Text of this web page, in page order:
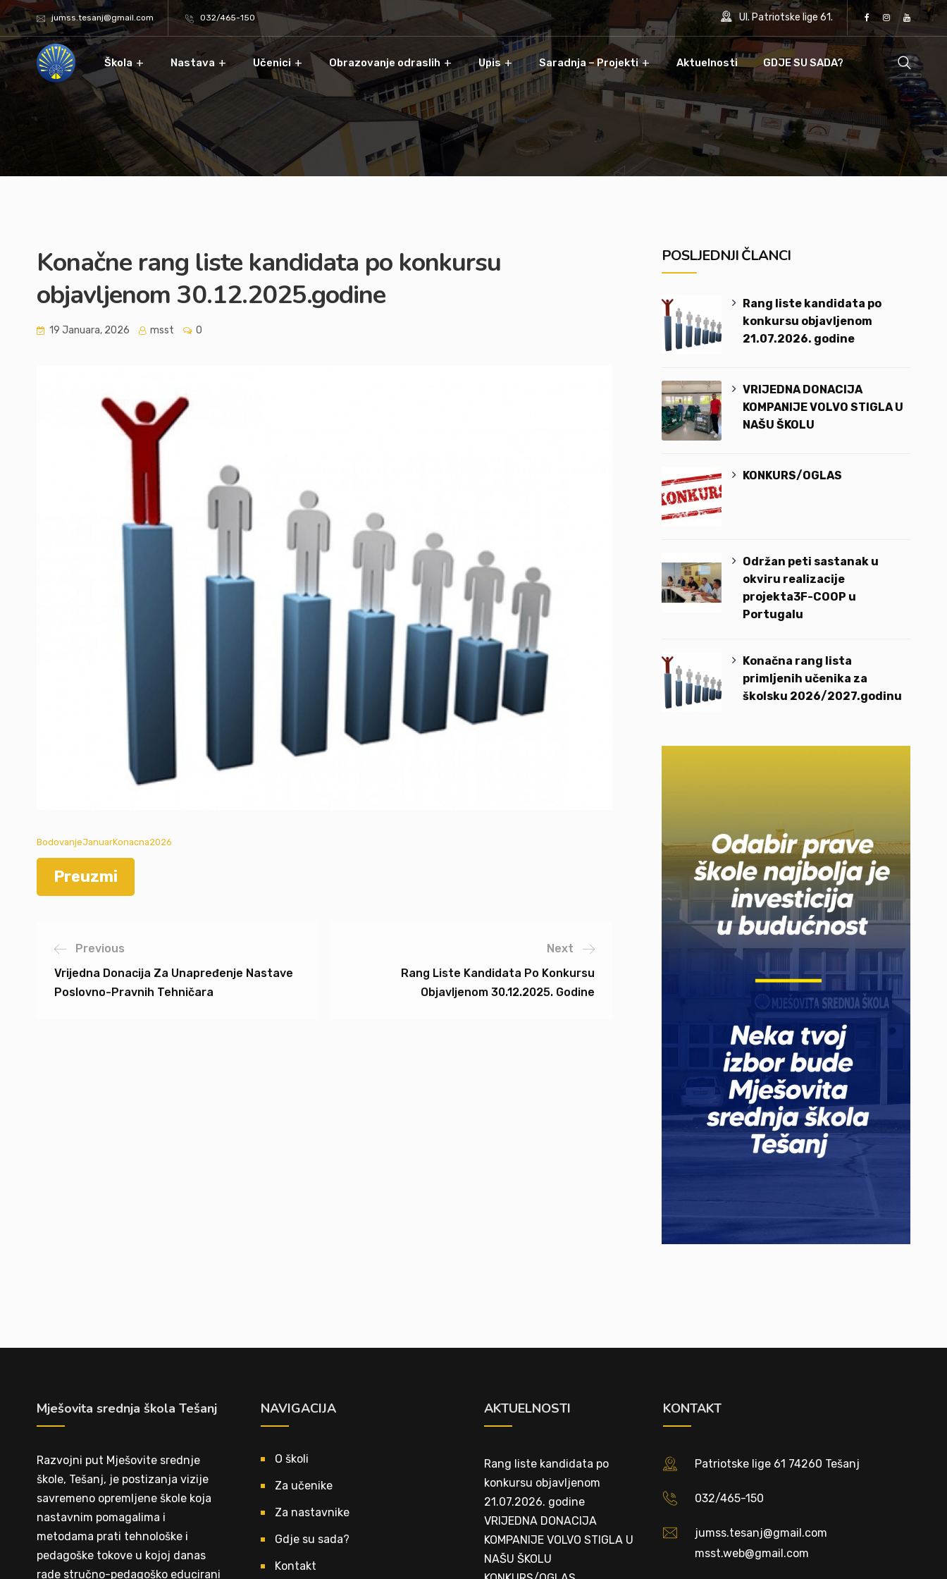
jumss.tesanj@gmail.com 032/465-150 Ul. Patriotske lige 61.
Škola Nastava Učenici Obrazovanje odraslih Upis Saradnja – Projekti Aktuelnosti GDJE SU SADA?
Konačne rang liste kandidata po konkursu
objavljenom 30.12.2025.godine
19 Januara, 2026 msst 0
BodovanjeJanuarKonacna2026
Preuzmi
Previous
Vrijedna Donacija Za Unapređenje Nastave
Poslovno-Pravnih Tehničara
Next
Rang Liste Kandidata Po Konkursu
Objavljenom 30.12.2025. Godine
POSLJEDNJI ČLANCI
Rang liste kandidata po
konkursu objavljenom
21.07.2026. godine
VRIJEDNA DONACIJA
KOMPANIJE VOLVO STIGLA U
NAŠU ŠKOLU
KONKURS/OGLAS
Održan peti sastanak u
okviru realizacije
projekta3F-COOP u
Portugalu
Konačna rang lista
primljenih učenika za
školsku 2026/2027.godinu
Mješovita srednja škola Tešanj
Razvojni put Mješovite srednje
škole, Tešanj, je postizanja vizije
savremeno opremljene škole koja
nastavnim pomagalima i
metodama prati tehnološke i
pedagoške tokove u kojoj danas
rade stručno-pedagoško educirani
NAVIGACIJA
O školi
Za učenike
Za nastavnike
Gdje su sada?
Kontakt
AKTUELNOSTI
Rang liste kandidata po
konkursu objavljenom
21.07.2026. godine
VRIJEDNA DONACIJA
KOMPANIJE VOLVO STIGLA U
NAŠU ŠKOLU
KONTAKT
Patriotske lige 61 74260 Tešanj
032/465-150
jumss.tesanj@gmail.com
msst.web@gmail.com